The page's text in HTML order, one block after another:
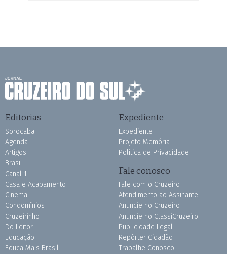
Editorias
Sorocaba
Agenda
Artigos
Brasil
Canal 1
Casa e Acabamento
Cinema
Condomínios
Cruzeirinho
Do Leitor
Educação
Educa Mais Brasil
Expediente
Expediente
Projeto Memória
Política de Privacidade
Fale conosco
Fale com o Cruzeiro
Atendimento ao Assinante
Anuncie no Cruzeiro
Anuncie no ClassiCruzeiro
Publicidade Legal
Repórter Cidadão
Trabalhe Conosco